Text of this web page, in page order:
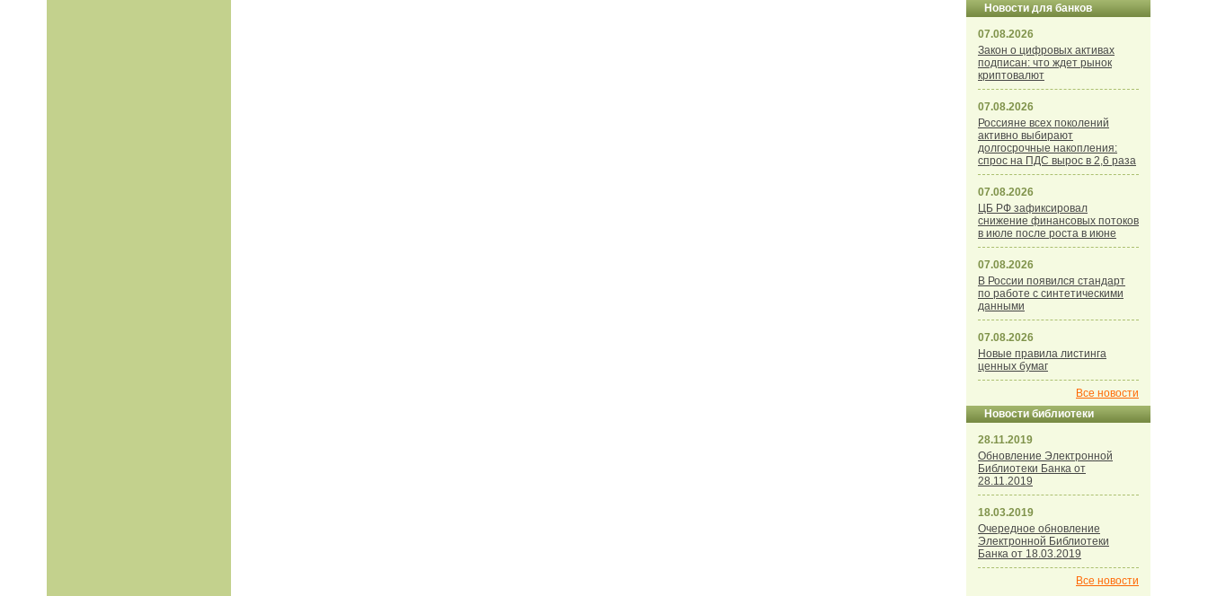
Новости для банков
07.08.2026
Закон о цифровых активах
подписан: что ждет рынок
криптовалют
07.08.2026
Россияне всех поколений
активно выбирают
долгосрочные накопления:
спрос на ПДС вырос в 2,6 раза
07.08.2026
ЦБ РФ зафиксировал
снижение финансовых потоков
в июле после роста в июне
07.08.2026
В России появился стандарт
по работе с синтетическими
данными
07.08.2026
Новые правила листинга
ценных бумаг
Все новости
Новости библиотеки
28.11.2019
Обновление Электронной
Библиотеки Банка от
28.11.2019
18.03.2019
Очередное обновление
Электронной Библиотеки
Банка от 18.03.2019
Все новости